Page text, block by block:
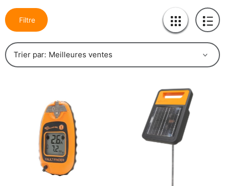
Filtre
Trier par: